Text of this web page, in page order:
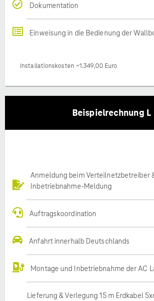
Dokumentation
Einweisung in die Bedienung der
Installationskosten ~1.349,00 Euro
Beispielrechnung L
Anmeldung beim Verteilnetzbetreiber
Inbetriebnahme-Meldung
Auftragskoordination
Anfahrt innerhalb Deutschlands
Montage und Inbetriebnahme der AC
Lieferung & Verlegung 15 m Erdkabel